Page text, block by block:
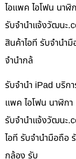
ไอแพค ไอโฟน นาฬิ
รับจํานําแจ้งวัฒนะ
สินค้าไอที รับจำนำ
จำนำกล้
รับจำนำ iPad บริก
แพค ไอโฟน นาฬิก
รับจํานําแจ้งวัฒนะ
ไอที รับจำนำมือถือ
กล้อง รับ